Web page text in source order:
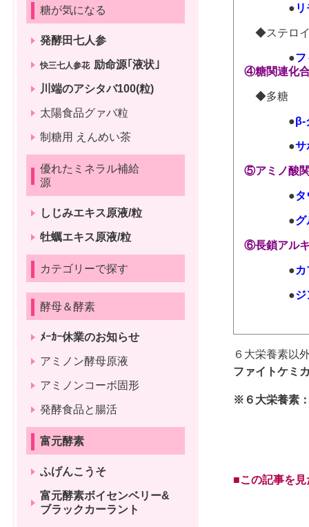
●
◆ステロ
●フ
④糖関連化
◆多
●
●サ
⑤アミノ酸
●タ
●
⑥長鎖アル
●カ
●ジ
６大栄養素以
ファイトケミ
※６大栄養
■この記事を
糖が気になる
発酵田七人参
快三七人参花 励命源｢液状｣
川端のアシタバ100(粒)
太陽食品グァバ粒
制糖用 えんめい茶
優れたミネラル補給
源
しじみエキス原液/粒
牡蠣エキス原液/粒
カテゴリーで探す
酵母＆酵素
ﾒｰｶｰ休業のお知らせ
アミノン酵母原液
アミノンコーボ固形
発酵食品と腸活
富元酵素
ふげんこうそ
富元酵素ボイセンベリー&
ブラックカーラント